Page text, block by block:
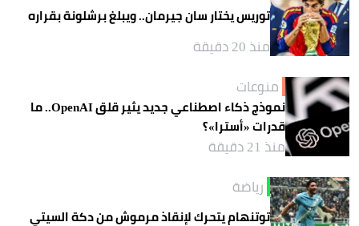
توريس يختار سان جيرمان.. ويبلغ برشلونة بقراره
منذ 20 دقيقة
منوعات
نموذج ذكاء اصطناعي جديد يثير قلق OpenAI.. ما
قدرات «أسترا»؟
منذ 21 دقيقة
رياضة
توتنهام يتحرك لإنقاذ مرموش من دكة السيتي